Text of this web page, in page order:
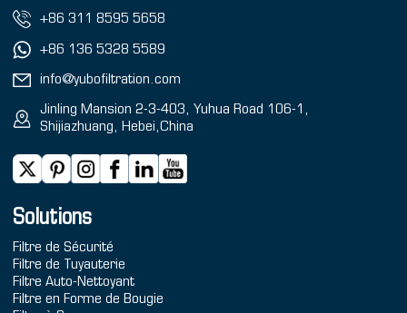
+86 311 8595 5658
+86 136 5328 5589
info@yubofiltration.com
Jinling Mansion 2-3-403, Yuhua Road 106-1,
Shijiazhuang, Hebei,China
Solutions
Filtre de Sécurité
Filtre de Tuyauterie
Filtre Auto-Nettoyant
Filtre en Forme de Bougie